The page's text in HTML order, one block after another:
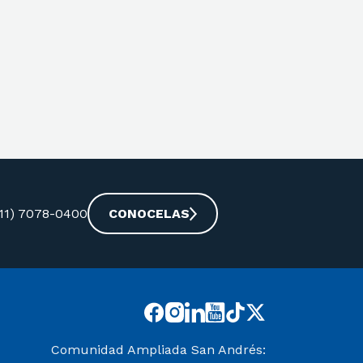
7078-0400 CONOCELAS
Comunidad Ampliada San Andrés: